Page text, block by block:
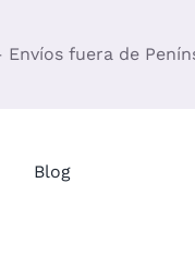
fuera de
Blog